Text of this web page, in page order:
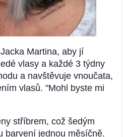
Martina, aby jí
vlasy a každé 3 týdny
a navštěvuje vnoučata,
vlasů. "Mohl byste mi
stříbrem, což šedým
barvení jednou měsíčně.